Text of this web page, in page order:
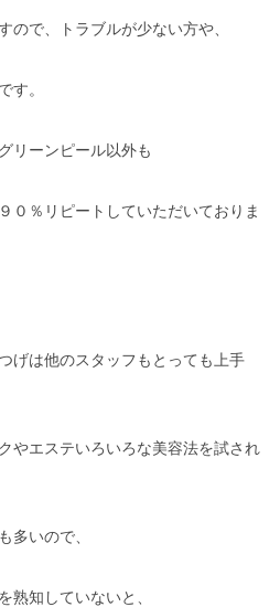
ので、トラブルが少ない方や、
す。
リーンピール以外も
０％リピートしていただいておりま
げは他のスタッフもとっても上手
やエステいろいろな美容法を試され
多いので、
熟知していないと、